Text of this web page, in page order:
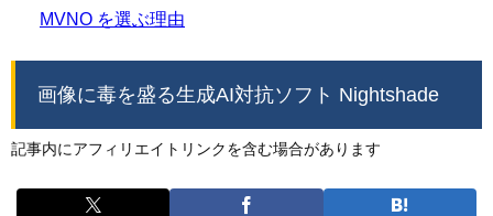
MVNO を選ぶ理由
画像に毒を盛る生成AI対抗ソフト Nightshade
記事内にアフィリエイトリンクを含む場合があります